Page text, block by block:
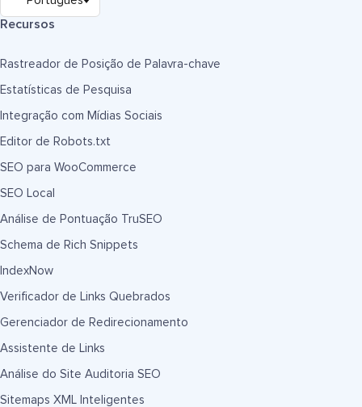
Recursos
Rastreador de Posição de Palavra-chave
Estatísticas de Pesquisa
Integração com Mídias Sociais
Editor de Robots.txt
SEO para WooCommerce
SEO Local
Análise de Pontuação TruSEO
Schema de Rich Snippets
IndexNow
Verificador de Links Quebrados
Gerenciador de Redirecionamento
Assistente de Links
Análise do Site Auditoria SEO
Sitemaps XML Inteligentes